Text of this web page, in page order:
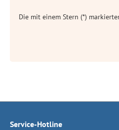
Die mit einem Stern (*)
Service-Hotline